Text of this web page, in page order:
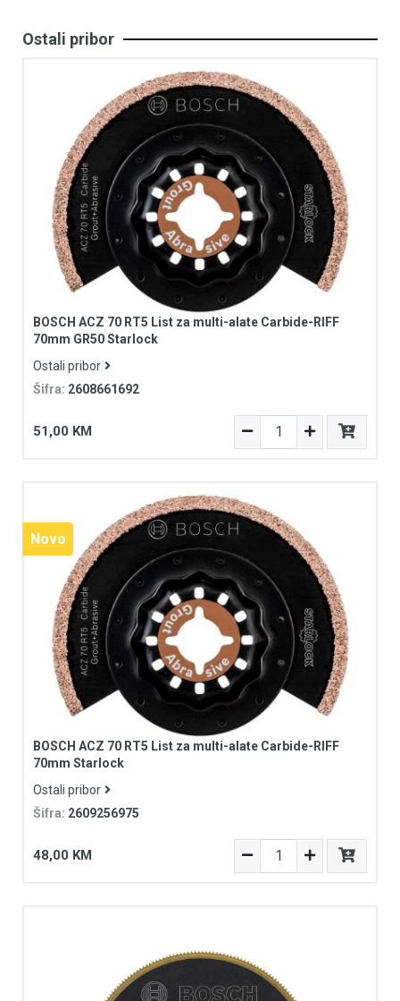
Ostali pribor
BOSCH ACZ 70 RT5 List za multi-alate Carbide-RIFF
70mm GR50 Starlock
Ostali pribor
Šifra: 2608661692
51,00 KM
Novo
BOSCH ACZ 70 RT5 List za multi-alate Carbide-RIFF
70mm Starlock
Ostali pribor
Šifra: 2609256975
48,00 KM